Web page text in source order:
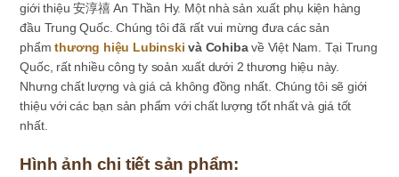
giới thiệu 安淳禧 An Thần Hy. Một nhà sản xuất phụ kiện hàng
đầu Trung Quốc. Chúng tôi đã rất vui mừng đưa các sản
phẩmthương hiệu Lubinski và Cohibavề Việt Nam. Tại Trung
Quốc, rất nhiều công ty soản xuất dưới 2 thương hiệu này.
Nhưng chất lượng và giá cả không đồng nhất. Chúng tôi sẽ giới
thiệu với các bạn sản phẩm với chất lượng tốt nhất và giá tốt
nhất.
Hình ảnh chi tiết sản phẩm: